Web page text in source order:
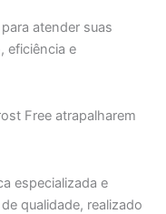
atender suas
eficiência e
Free atrapalharem
especializada e
qualidade, realizado